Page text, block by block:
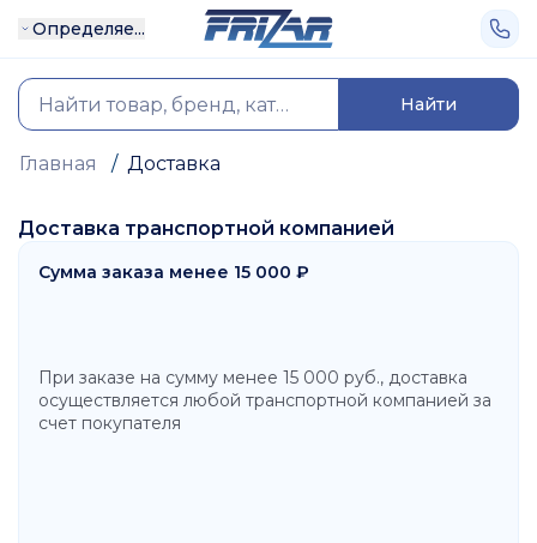
Определяе...
Найти
Главная / Доставка
Доставка транспортной компанией
Сумма заказа менее 15 000 ₽
При заказе на сумму менее 15 000 руб., доставка
осуществляется любой транспортной компанией за
счет покупателя